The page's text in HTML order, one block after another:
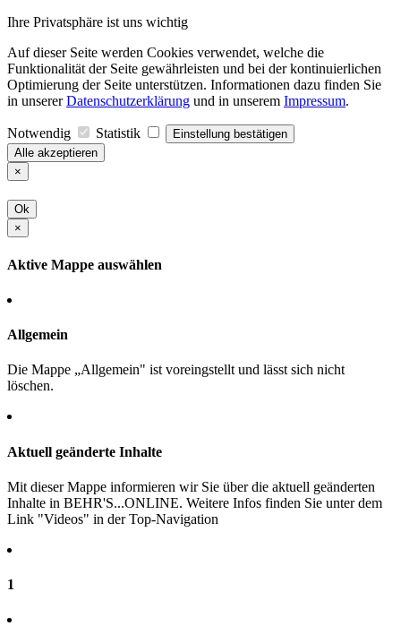
Ihre Privatsphäre ist uns wichtig
Auf dieser Seite werden Cookies verwendet, welche die
Funktionalität der Seite gewährleisten und bei der kontinuierlichen
Optimierung der Seite unterstützen. Informationen dazu finden Sie
in unsererDatenschutzerklärung und in unserem Impressum.
Notwendig Statistik
Einstellung bestätigen
Alle akzeptieren
×
Ok
×
Aktive Mappe auswählen
Allgemein
Die Mappe „Allgemein" ist voreingstellt und lässt sich nicht
löschen.
Aktuell geänderte Inhalte
Mit dieser Mappe informieren wir Sie über die aktuell geänderten
Inhalte in BEHR'S...ONLINE. Weitere Infos finden Sie unter dem
Link "Videos" in der Top-Navigation
1